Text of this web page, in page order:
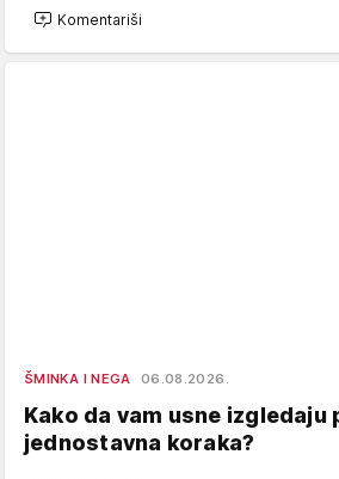
Komentariši
ŠMINKA I NEGA 06.08.2026.
Kako da vam usne izgledaju
jednostavna koraka?